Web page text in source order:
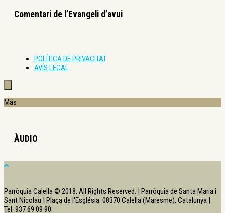
Comentari de l’Evangeli d’avui
POLÍTICA DE PRIVACITAT
AVÍS LEGAL
Más
ÀUDIO
Parròquia Calella © 2018. All Rights Reserved. | Parròquia de Santa Maria i
Sant Nicolau | Plaça de l'Església. 08370 Calella (Maresme). Catalunya |
Tel. 937 69 09 90